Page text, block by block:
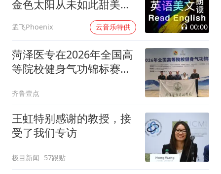
金色太阳从未如此甜美吻
孟飞Phoenix 云音乐特供 00:00
菏泽医专在2026年全国高
等院校健身气功锦标赛中
齐鲁壹点
王虹特别感谢的教授，接
受了我们专访
极目新闻 57跟贴